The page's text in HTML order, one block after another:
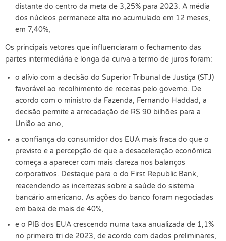
distante do centro da meta de 3,25% para 2023. A média
dos núcleos permanece alta no acumulado em 12 meses,
em 7,40%,
Os principais vetores que influenciaram o fechamento das
partes intermediária e longa da curva a termo de juros foram:
o alívio com a decisão do Superior Tribunal de Justiça (STJ)
favorável ao recolhimento de receitas pelo governo. De
acordo com o ministro da Fazenda, Fernando Haddad, a
decisão permite a arrecadação de R$ 90 bilhões para a
União ao ano,
a confiança do consumidor dos EUA mais fraca do que o
previsto e a percepção de que a desaceleração econômica
começa a aparecer com mais clareza nos balanços
corporativos. Destaque para o do First Republic Bank,
reacendendo as incertezas sobre a saúde do sistema
bancário americano. As ações do banco foram negociadas
em baixa de mais de 40%,
e o PIB dos EUA crescendo numa taxa anualizada de 1,1%
no primeiro tri de 2023, de acordo com dados preliminares,